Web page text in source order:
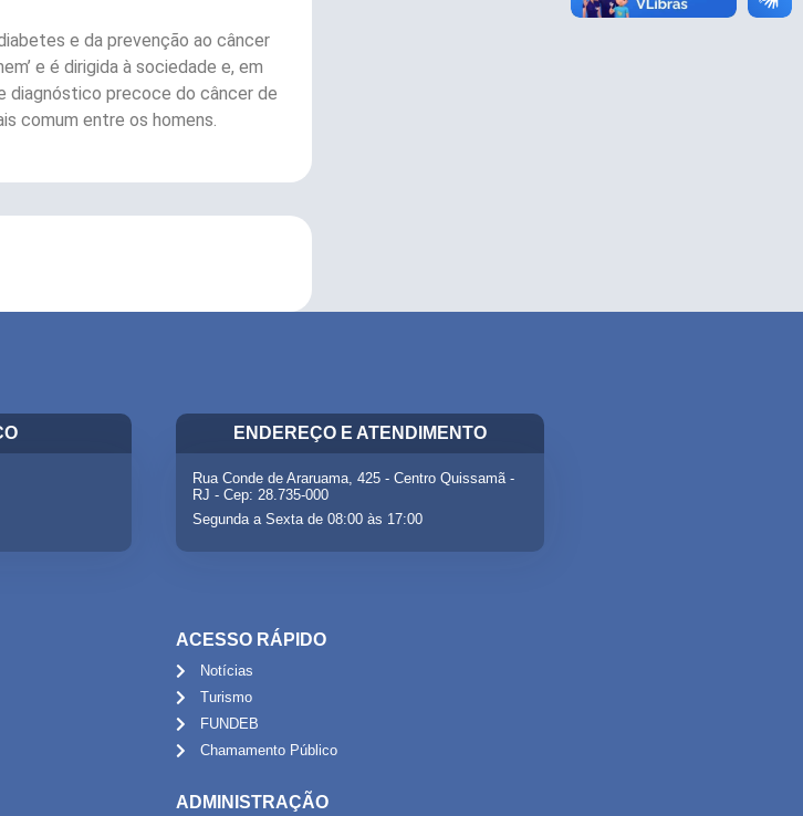
e da prevenção ao câncer
e é dirigida à sociedade e, em
diagnóstico precoce do câncer de
comum entre os homens.
ENDEREÇO E ATENDIMENTO
Rua Conde de Araruama, 425 - Centro Quissamã -
RJ - Cep: 28.735-000
Segunda a Sexta de 08:00 às 17:00
ACESSO RÁPIDO
Notícias
Turismo
FUNDEB
Chamamento Público
ADMINISTRAÇÃO